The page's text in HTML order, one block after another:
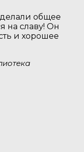
общее
на славу! Он
и хорошее